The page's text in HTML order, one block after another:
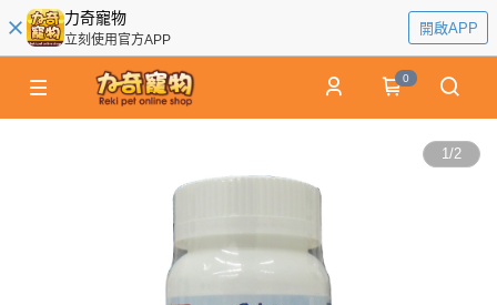
力奇寵物
立刻使用官方APP
開啟APP
0
1/2